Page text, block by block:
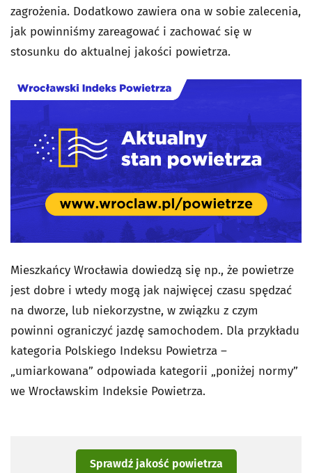
zagrożenia. Dodatkowo zawiera ona w sobie zalecenia,
jak powinniśmy zareagować i zachować się w
stosunku do aktualnej jakości powietrza.
Mieszkańcy Wrocławia dowiedzą się np., że powietrze
jest dobre i wtedy mogą jak najwięcej czasu spędzać
na dworze, lub niekorzystne, w związku z czym
powinni ograniczyć jazdę samochodem. Dla przykładu
kategoria Polskiego Indeksu Powietrza –
„umiarkowana” odpowiada kategorii „poniżej normy”
we Wrocławskim Indeksie Powietrza.
Sprawdź jakość powietrza